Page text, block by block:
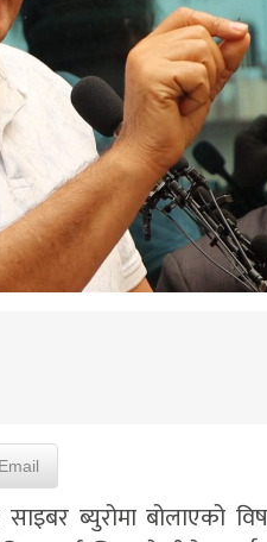
Email
ब्युरोमा बोलाएको